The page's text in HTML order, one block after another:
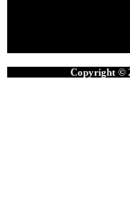
Copyright ©